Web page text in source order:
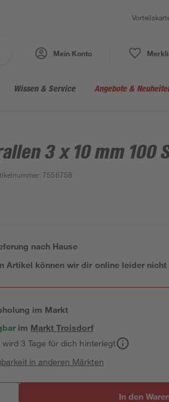
Mein Konto
Wissen & Service Angebote &
3 x 10 mm 100
: 7556758
nach Hause
Artikel können wir dir online leider nicht
im Markt
im MarktTroisdorf
wird 3 Tage für dich hinterlegt
in anderen Märkten
In den